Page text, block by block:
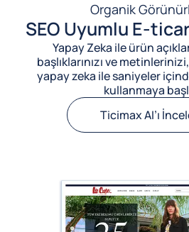
Organik
SEO Uyumlu E-
Yapay Zeka ile ürün
başlıklarınızı ve
yapay zeka ile saniyeler
kullanmaya
Ticimax AI’ı